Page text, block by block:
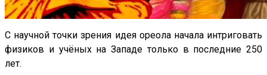
С научной точки зрения идея ореола начала интриговать
физиков и учёных на Западе только в последние 250
лет.